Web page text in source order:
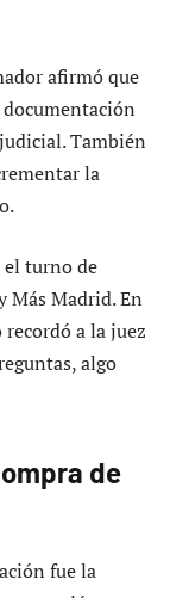
afirmó que
También
la
el turno de
Más Madrid. En
a la juez
algo
de
fue la